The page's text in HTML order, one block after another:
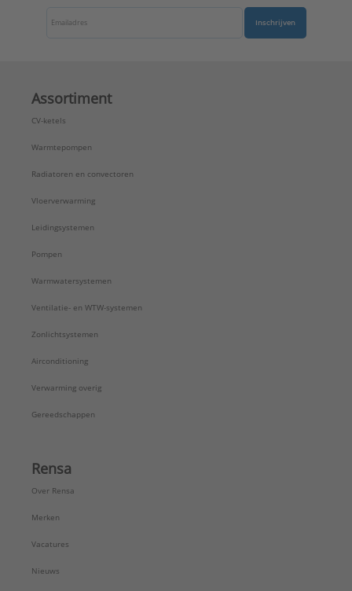
Inschrijven
Assortiment
CV-ketels
Warmtepompen
Radiatoren en convectoren
Vloerverwarming
Leidingsystemen
Pompen
Warmwatersystemen
Ventilatie- en WTW-systemen
Zonlichtsystemen
Airconditioning
Verwarming overig
Gereedschappen
Rensa
Over Rensa
Merken
Vacatures
Nieuws